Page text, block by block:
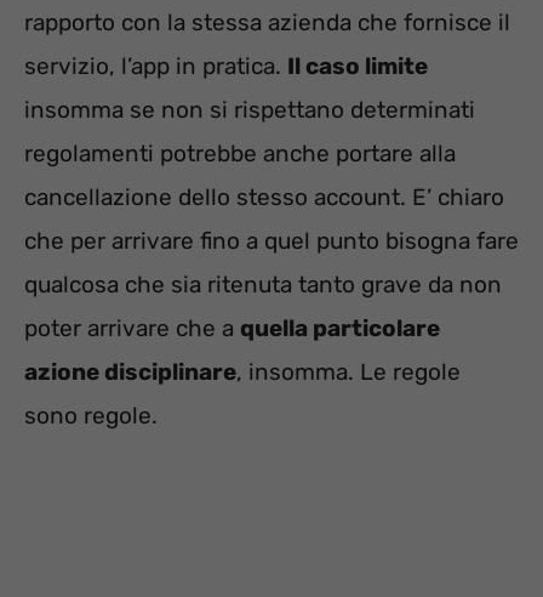
rapporto con la stessa azienda che fornisce il
servizio, l’app in pratica. Il caso limite
insomma se non si rispettano determinati
regolamenti potrebbe anche portare alla
cancellazione dello stesso account. E’ chiaro
che per arrivare fino a quel punto bisogna fare
qualcosa che sia ritenuta tanto grave da non
poter arrivare che a quella particolare
azione disciplinare, insomma. Le regole
sono regole.